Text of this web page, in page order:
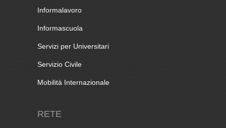
Informalavoro
Informascuola
Servizi per Universitari
Servizio Civile
Mobilità Internazionale
RETE